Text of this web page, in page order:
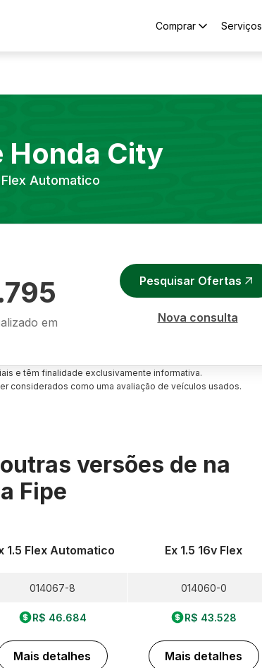
Comprar Serviços
Honda City
Flex Automatico
em
Pesquisar Ofertas
Nova consulta
e têm finalidade exclusivamente informativa.
considerados como uma avaliação de veículos usados.
versões de na
Fipe
1.5 Flex Automatico
014067-8
R$ 46.684
Mais detalhes
Ex 1.5 16v Flex
014060-0
R$ 43.528
Mais detalhes